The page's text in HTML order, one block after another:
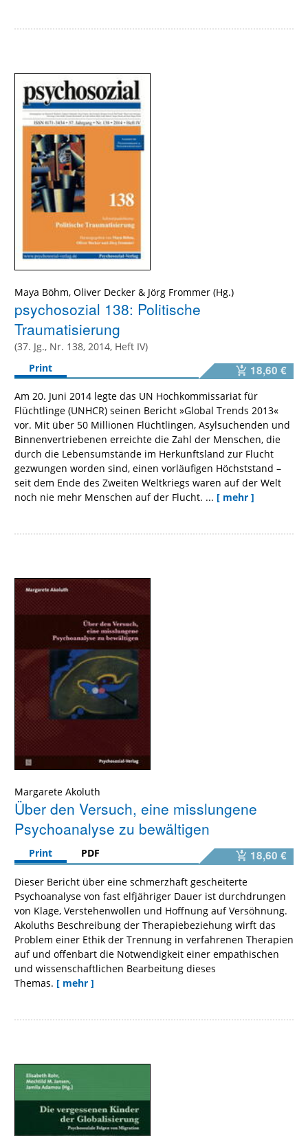
Maya Böhm, Oliver Decker & Jörg Frommer (Hg.)
psychosozial 138: Politische
Traumatisierung
(37. Jg., Nr. 138, 2014, Heft IV)
Print
18,60 €
Am 20. Juni 2014 legte das UN Hochkommissariat für
Flüchtlinge (UNHCR) seinen Bericht »Global Trends 2013«
vor. Mit über 50 Millionen Flüchtlingen, Asylsuchenden und
Binnenvertriebenen erreichte die Zahl der Menschen, die
durch die Lebensumstände im Herkunftsland zur Flucht
gezwungen worden sind, einen vorläufigen Höchststand –
seit dem Ende des Zweiten Weltkriegs waren auf der Welt
noch nie mehr Menschen auf der Flucht. ... [ mehr ]
Margarete Akoluth
Über den Versuch, eine misslungene
Psychoanalyse zu bewältigen
Print PDF 18,60 €
Dieser Bericht über eine schmerzhaft gescheiterte
Psychoanalyse von fast elfjähriger Dauer ist durchdrungen
von Klage, Verstehenwollen und Hoffnung auf Versöhnung.
Akoluths Beschreibung der Therapiebeziehung wirft das
Problem einer Ethik der Trennung in verfahrenen Therapien
auf und offenbart die Notwendigkeit einer empathischen
und wissenschaftlichen Bearbeitung dieses
Themas. [ mehr ]